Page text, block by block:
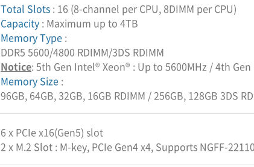
Total Slots : 16 (8-channel per CPU, 8DIMM per CPU)
Capacity : Maximum up to 4TB
Memory Type :
DDR5 5600/4800 RDIMM/3DS RDIMM
Notice: 5th Gen Intel® Xeon® : Up to 5600MHz / 4th
Memory Size :
96GB, 64GB, 32GB, 16GB RDIMM / 256GB, 128GB 3DS
6 x PCIe x16(Gen5) slot
2 x M.2 Slot : M-key, PCIe Gen4 x4, Supports NGFF-